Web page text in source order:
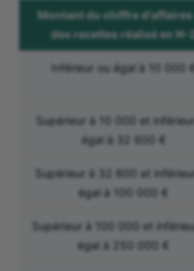
Montant du chiffre
des recettes réalisé en N-2
Inférieur ou égal à 10 000 €
Supérieur à 10 000 et
égal à 32 600 €
Supérieur à 32 600 et
égal à 100 000 €
Supérieur à 100 000 et
égal à 250 000 €